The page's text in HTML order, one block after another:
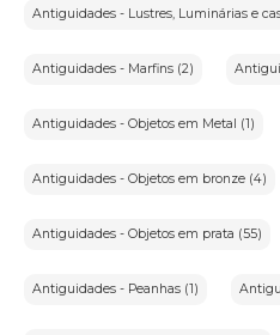
Antiguidades - Lustres, Luminárias e
Antiguidades - Marfins (2)
Antiguidades - Objetos em Metal (1)
Antiguidades - Objetos em bronze (4)
Antiguidades - Objetos em prata (55)
Antiguidades - Peanhas (1)